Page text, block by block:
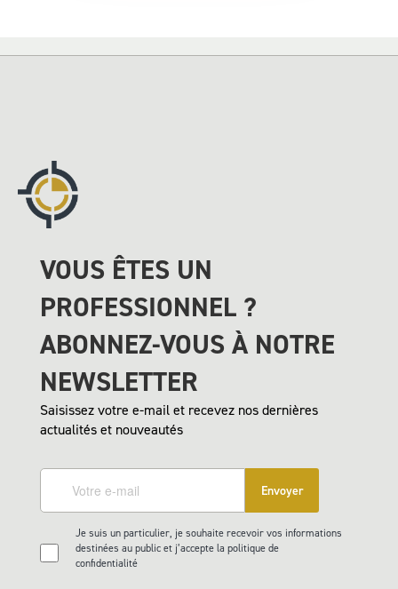
VOUS ÊTES UN
PROFESSIONNEL ?
ABONNEZ-VOUS À NOTRE
NEWSLETTER
Saisissez votre e-mail et recevez nos dernières
actualités et nouveautés
Envoyer
Je suis un particulier, je souhaite recevoir vos informations
destinées au public et j’accepte la politique de
confidentialité